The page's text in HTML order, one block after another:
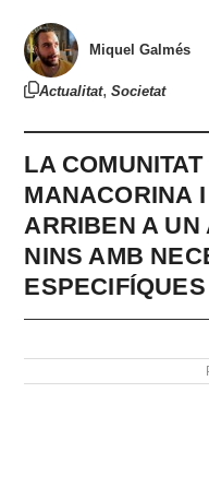
Miquel Galmés
Actualitat,Societat
LA
MANACORINA
ARRIBEN A UN
NINS AMB
ESPECIFÍQUES